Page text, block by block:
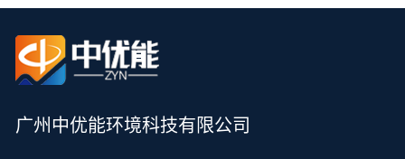
广州中优能环境科技有限公司